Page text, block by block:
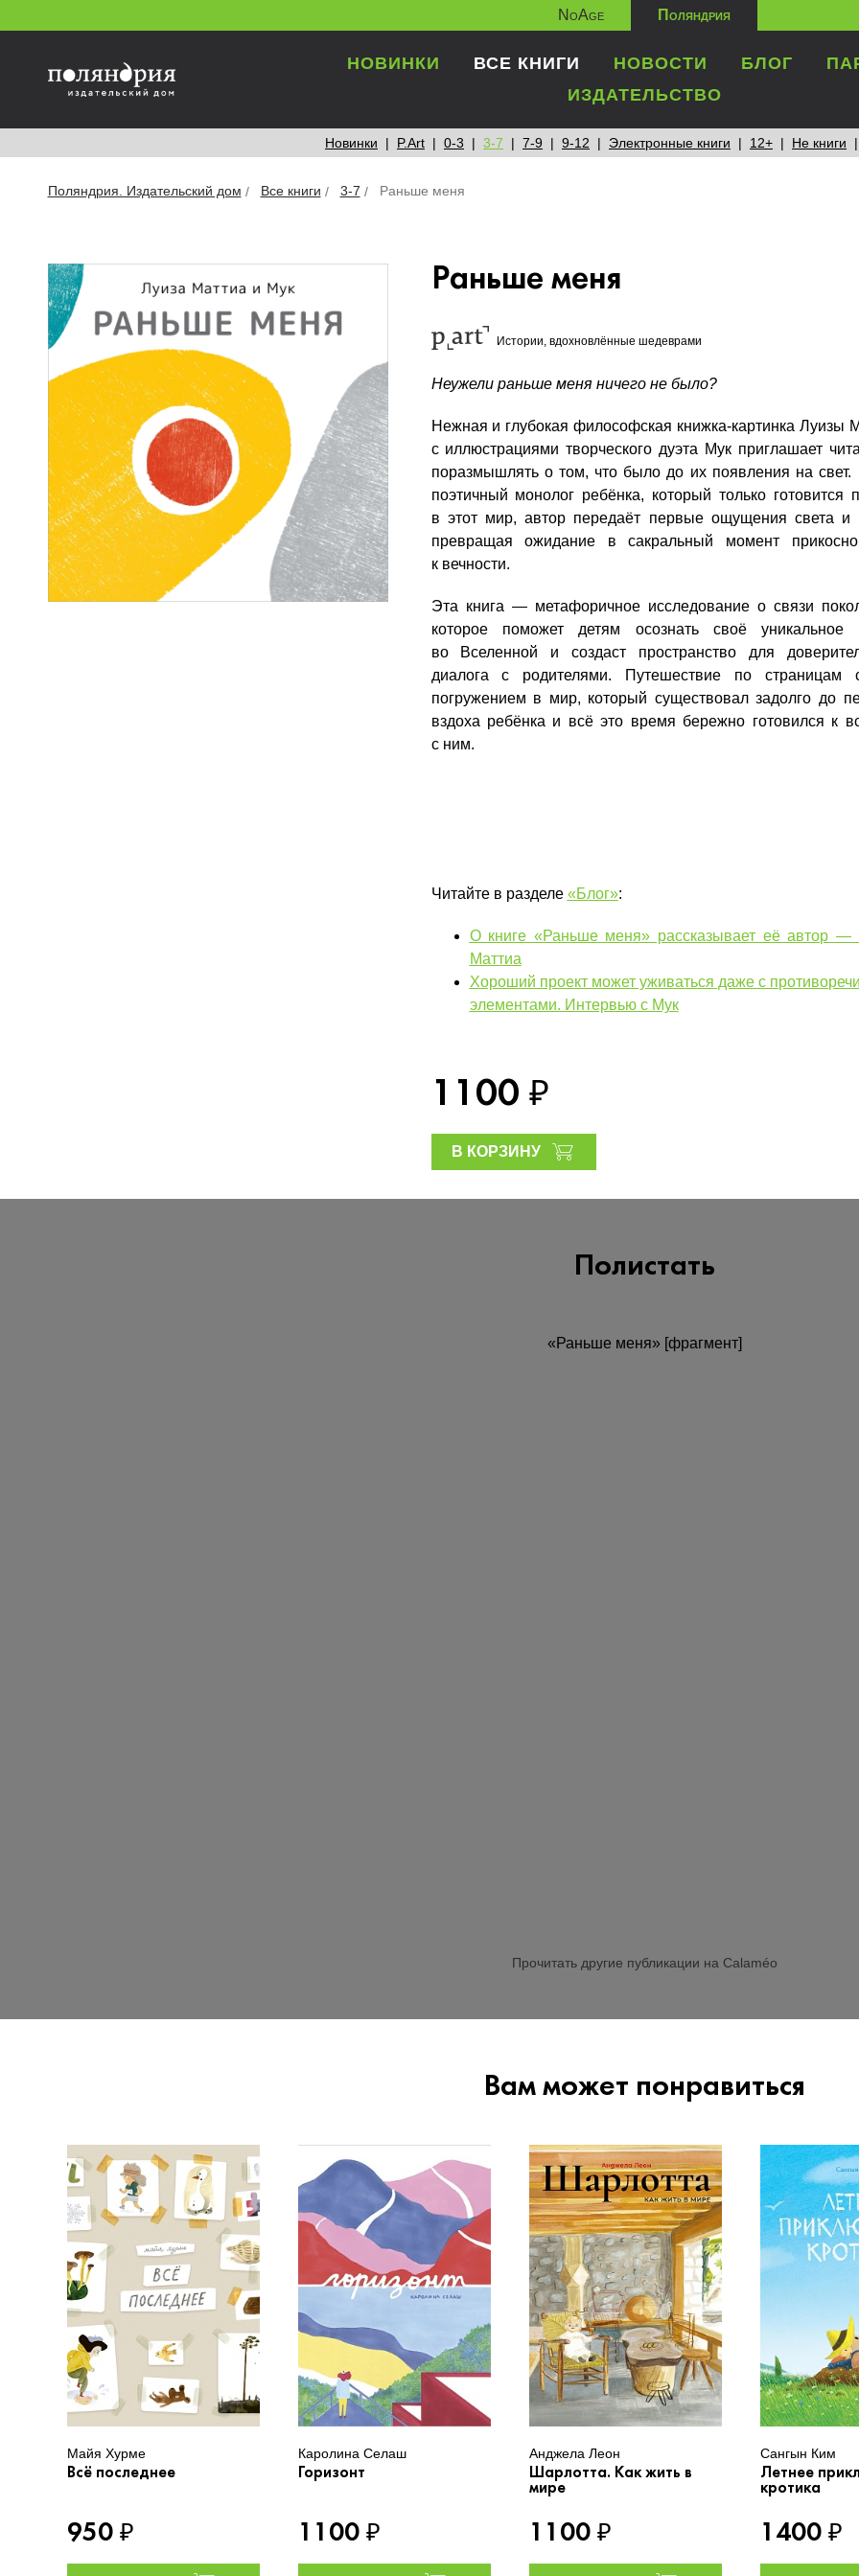
NoAge Поляндрия
НОВИНКИ ВСЕ КНИГИ НОВОСТИ БЛОГ
ИЗДАТЕЛЬСТВО
Новинки P.Art 0-3 3-7 7-9 9-12 Электронные книги 12+ Не книги
Поляндрия. Издательский дом Все книги 3-7 Раньше меня
Раньше меня
Истории, вдохновлённые шедеврами
Неужели раньше меня ничего не было?
Нежная и глубокая философская книжка-картинка Луизы
с иллюстрациями творческого дуэта Мук приглашает
поразмышлять о том, что было до их появления на свет.
поэтичный монолог ребёнка, который только готовится
в этот мир, автор передаёт первые ощущения света и
превращая ожидание в сакральный момент
к вечности.
Эта книга — метафоричное исследование о связи
которое поможет детям осознать своё уникальное
во Вселенной и создаст пространство для
диалога с родителями. Путешествие по страницам
погружением в мир, который существовал задолго до
вздоха ребёнка и всё это время бережно готовился к
с ним.
Читайте в разделе «Блог»:
О книге «Раньше меня» рассказывает её автор —
Маттиа
Хороший проект может уживаться даже с
элементами. Интервью с Мук
1100 ₽
В КОРЗИНУ
Полистать
«Раньше меня» [фрагмент]
Прочитать другие публикации на Calaméo
Вам может понравиться
Майя Хурме
Всё последнее
950 ₽
Каролина Селаш
Горизонт
1100 ₽
Анджела Леон
Шарлотта. Как жить в
мире
1100 ₽
Сангын Ким
Летнее
кротика
1400 ₽